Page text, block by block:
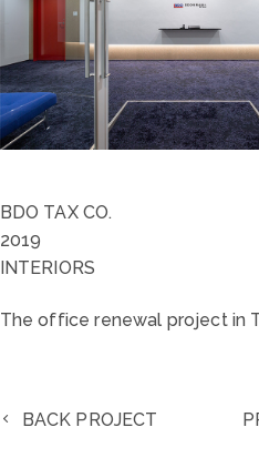
BDO TAX CO.
2019
INTERIORS
The office renewal project in
BACK PROJECT